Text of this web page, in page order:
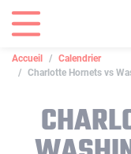
Accueil
Calendrier
Charlotte Hornets vs
Panneau de gestion des